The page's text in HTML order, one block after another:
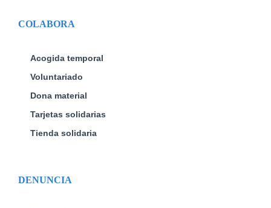
COLABORA
Acogida temporal
Voluntariado
Dona material
Tarjetas solidarias
Tienda solidaria
DENUNCIA